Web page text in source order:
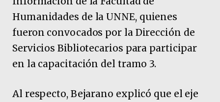
Humanidades de la UNNE, quienes
fueron convocados por la Dirección de
Servicios Bibliotecarios para participar
en la capacitación del tramo 3.
Al respecto, Bejarano explicó que el eje